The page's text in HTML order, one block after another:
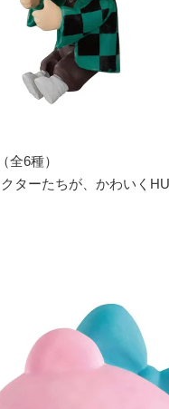
全6種）
ターたちが、かわいく